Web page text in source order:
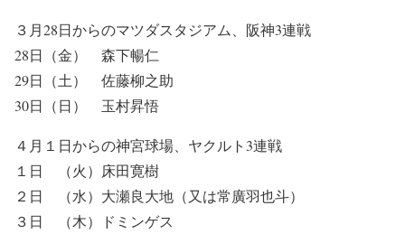
３月28日からのマツダスタジアム、阪神3連戦
28日（金） 森下暢仁
29日（土） 佐藤柳之助
30日（日） 玉村昇悟
４月１日からの神宮球場、ヤクルト3連戦
１日 （火）床田寛樹
２日 （水）大瀬良大地（又は常廣羽也斗）
３日 （木）ドミンゲス